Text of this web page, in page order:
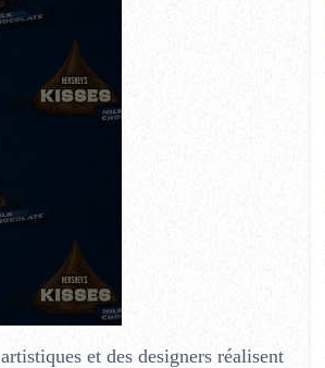
et des designers réalisent